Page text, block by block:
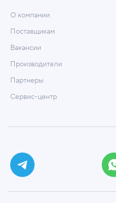
О компании
Поставщикам
Вакансии
Производители
Партнеры
Сервис-центр